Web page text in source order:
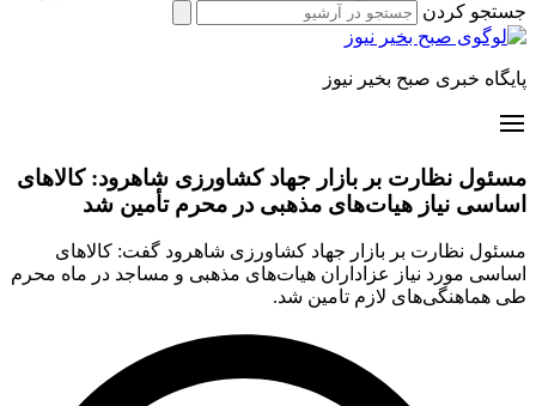
جستجو کردن
پایگاه خبری صبح بخیر نیوز
مسئول نظارت بر بازار جهاد کشاورزی شاهرود: کالاهای
اساسی نیاز هیات‌های مذهبی در محرم تأمین شد
مسئول نظارت بر بازار جهاد کشاورزی شاهرود گفت: کالاهای
اساسی مورد نیاز عزاداران هیات‌های مذهبی و مساجد در ماه محرم
طی هماهنگی‌های لازم تامین شد.